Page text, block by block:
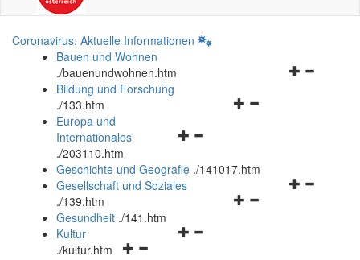
Coronavirus: Aktuelle Informationen
Bauen und Wohnen
./bauenundwohnen.htm
Navigationsmenü
Bildung und Forschung
./133.htm
Navigationsmenü
und
schließen
Europa und
Internationales
./203110.htm
Geschichte und Geografie ./141017.htm
Navigationsmenü
Gesellschaft und Soziales
./139.htm
Navigationsmenü
Gesundheit ./141.htm
Navigationsmenü
Kultur
./kultur.htm